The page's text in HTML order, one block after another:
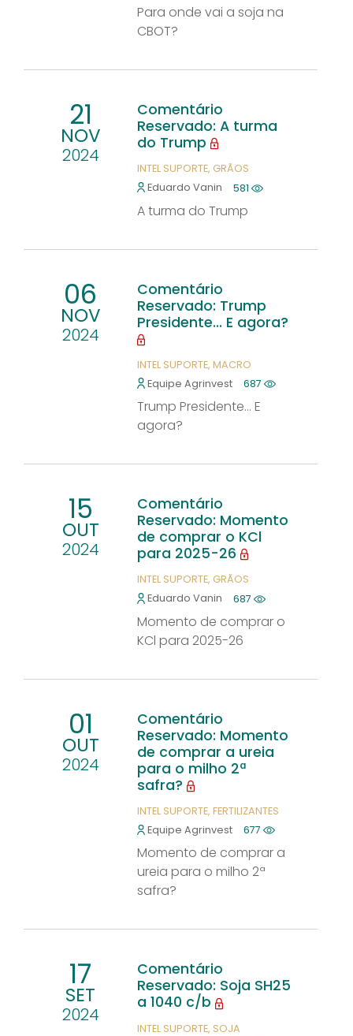
Para onde vai a soja na
CBOT?
21
NOV
2024
Comentário
Reservado: A turma
do Trump
INTEL SUPORTE GRÃOS
Eduardo Vanin
581
A turma do Trump
06
NOV
2024
Comentário
Reservado: Trump
Presidente... E agora?
INTEL SUPORTE MACRO
Equipe Agrinvest
687
Trump Presidente... E
agora?
15
OUT
2024
Comentário
Reservado: Momento
de comprar o KCl
para 2025-26
INTEL SUPORTE GRÃOS
Eduardo Vanin
687
Momento de comprar o
KCl para 2025-26
01
OUT
2024
Comentário
Reservado: Momento
de comprar a ureia
para o milho 2ª
safra?
INTEL SUPORTE FERTILIZANTES
Equipe Agrinvest
677
Momento de comprar a
ureia para o milho 2ª
safra?
17
SET
2024
Comentário
Reservado: Soja SH25
a 1040 c/b
INTEL SUPORTE SOJA